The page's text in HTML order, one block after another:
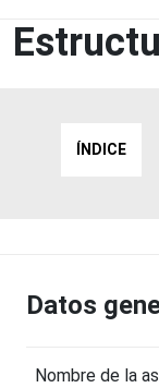
ÍNDICE
Datos
Nombre de la